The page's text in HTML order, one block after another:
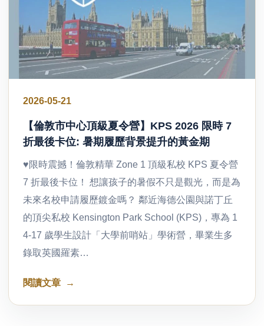
2026-05-21
【倫敦市中心頂級夏令營】KPS 2026 限時 7
折最後卡位: 暑期履歷背景提升的黃金期
♥限時震撼！倫敦精華 Zone 1 頂級私校 KPS 夏令營
7 折最後卡位！ 想讓孩子的暑假不只是觀光，而是為
未來名校申請履歷鍍金嗎？ 鄰近海德公園與諾丁丘
的頂尖私校 Kensington Park School (KPS)，專為 1
4-17 歲學生設計「大學前哨站」學術營，畢業生多
錄取英國羅素…
閱讀文章